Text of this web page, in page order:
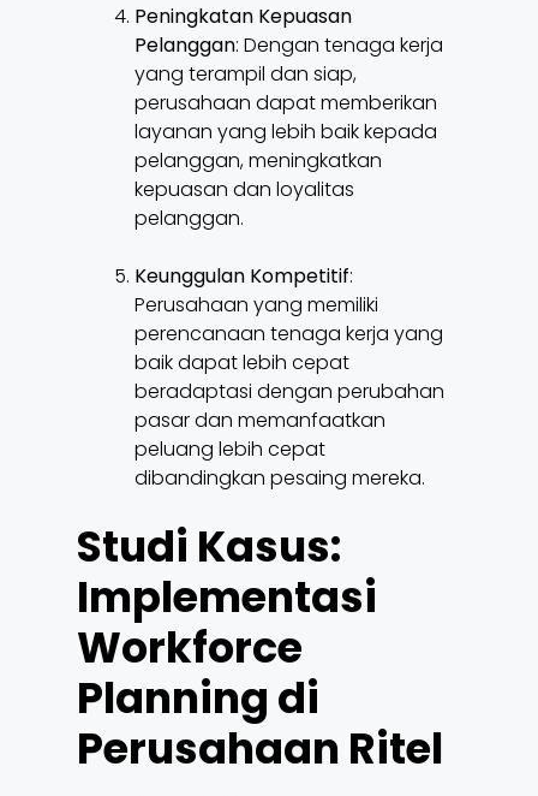
Peningkatan Kepuasan
Pelanggan: Dengan tenaga kerja
yang terampil dan siap,
perusahaan dapat memberikan
layanan yang lebih baik kepada
pelanggan, meningkatkan
kepuasan dan loyalitas
pelanggan.
Keunggulan Kompetitif:
Perusahaan yang memiliki
perencanaan tenaga kerja yang
baik dapat lebih cepat
beradaptasi dengan perubahan
pasar dan memanfaatkan
peluang lebih cepat
dibandingkan pesaing mereka.
Studi Kasus:
Implementasi
Workforce
Planning di
Perusahaan Ritel